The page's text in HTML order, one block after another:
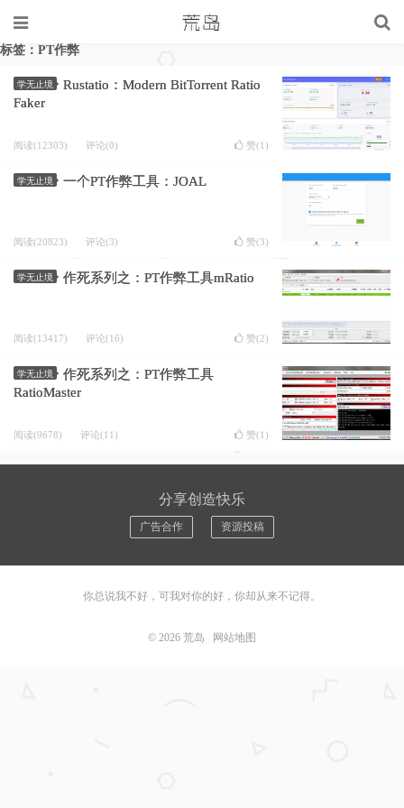
标签：PT作弊
学无止境
Rustatio：Modern BitTorrent Ratio
Faker
阅读(12303) 评论(0) 赞(1 )
学无止境 一个PT作弊工具：JOAL
阅读(20823) 评论(3) 赞(3)
学无止境 作死系列之：PT作弊工具mRatio
阅读(13417) 评论(16) 赞(2)
学无止境
作死系列之：PT作弊工具
RatioMaster
阅读(9678) 评论(11) 赞(1 )
分享创造快乐
广告合作 资源投稿
你总说我不好，可我对你的好，你却从来不记得。
© 2026 荒岛 网站地图